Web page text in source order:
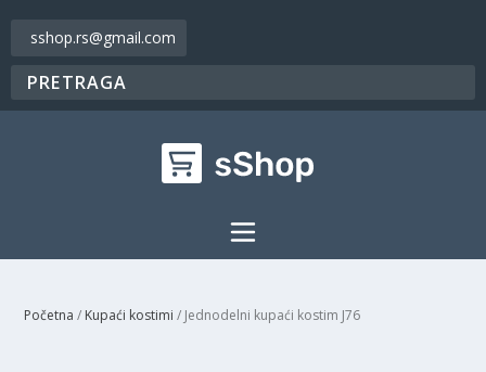
sshop.rs@gmail.com
Početna / Kupaći kostimi / Jednodelni kupaći kostim J76